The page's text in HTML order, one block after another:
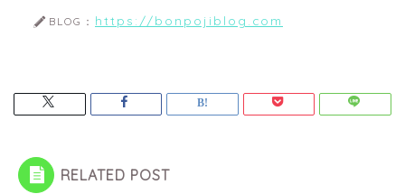
BLOG： https://bonpojiblog.com
RELATED POST